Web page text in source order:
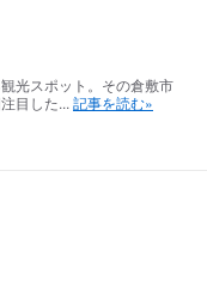
光スポット。その倉敷市
目した... 記事を読む»